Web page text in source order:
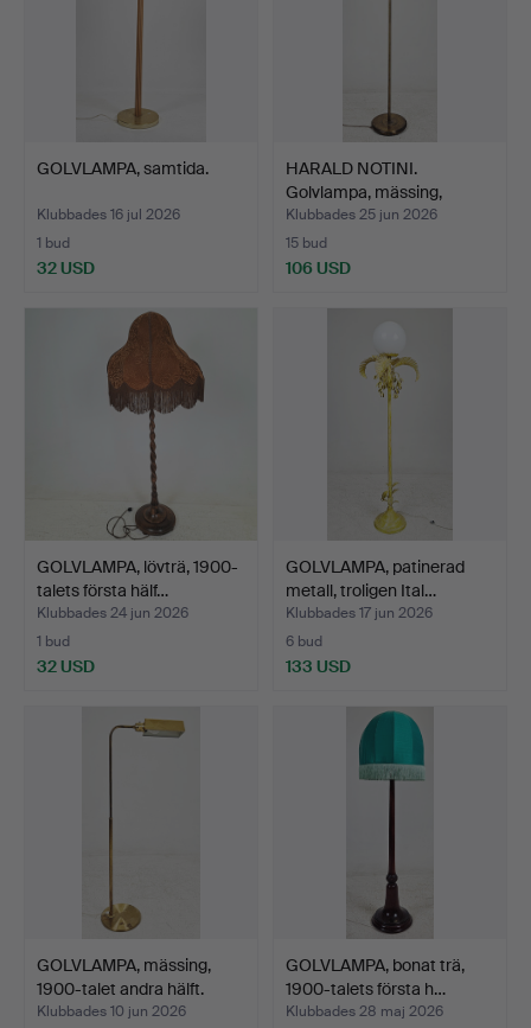
GOLVLAMPA, samtida.
Klubbades 16 jul 2026
1 bud
32 USD
HARALD NOTINI.
Golvlampa, mässing,
modell …
Klubbades 25 jun 2026
15 bud
106 USD
GOLVLAMPA, lövträ, 1900-
talets första hälf…
Klubbades 24 jun 2026
1 bud
32 USD
GOLVLAMPA, patinerad
metall, troligen Ital…
Klubbades 17 jun 2026
6 bud
133 USD
GOLVLAMPA, mässing,
1900-talet andra hälft.
Klubbades 10 jun 2026
GOLVLAMPA, bonat trä,
1900-talets första h…
Klubbades 28 maj 2026